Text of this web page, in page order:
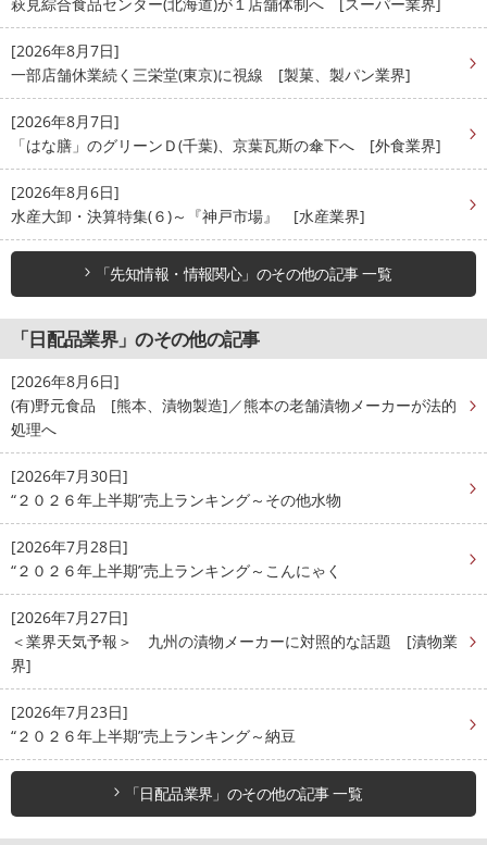
[2026年8月7日]
一部店舗休業続く三栄堂(東京)に視線 [製菓、製パン業界]
[2026年8月7日]
「はな膳」のグリーンＤ(千葉)、京葉瓦斯の傘下へ [外食業界]
[2026年8月6日]
水産大卸・決算特集(６)～『神戸市場』 [水産業界]
「先知情報・情報関心」のその他の記事 一覧
「日配品業界」のその他の記事
[2026年8月6日]
(有)野元食品 [熊本、漬物製造]／熊本の老舗漬物メーカーが法的
処理へ
[2026年7月30日]
“２０２６年上半期”売上ランキング～その他水物
[2026年7月28日]
“２０２６年上半期”売上ランキング～こんにゃく
[2026年7月27日]
＜業界天気予報＞ 九州の漬物メーカーに対照的な話題 [漬物業
界]
[2026年7月23日]
“２０２６年上半期”売上ランキング～納豆
「日配品業界」のその他の記事 一覧